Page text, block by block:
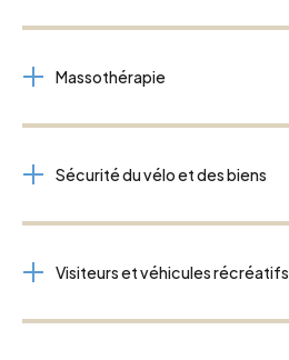
Massothérapie
Sécurité du vélo et des biens
Visiteurs et véhicules récréatifs